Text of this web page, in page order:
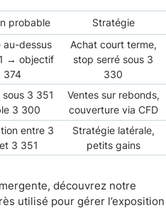
probable Stratégie
au-dessus
→ objectif
374
Achat court terme,
stop serré sous 3
330
sous 3 351
3 300
Ventes sur rebonds,
couverture via CFD
entre 3
3 351
Stratégie latérale,
petits gains
découvrez notre
utilisé pour gérer l’exposition